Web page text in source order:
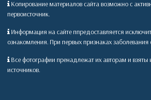
Копирование материалов сайта возможно с
первоисточник.
Информация на сайте ппредоставляется
ознакомления. При первых признаках заболевания
Все фотографии пренадлежат их авторам и взяты
источников.